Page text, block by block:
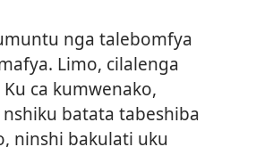
nga talebomfya
Limo, cilalenga
ca kumwenako,
batata tabeshiba
ninshi bakulati uku